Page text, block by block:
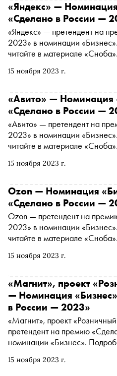
— страна возможностей»
15 ноября 2023 г.
«Яндекс» —
«Сделано в России —
«Яндекс» — претендент на
2023» в номинации
читайте в материале
Технологический партнер —
— страна возможностей»
15 ноября 2023 г.
«Авито» — Номинация
«Сделано в России —
«Авито» — претендент на
2023» в номинации
читайте в материале
Технологический партнер —
— страна возможностей»
15 ноября 2023 г.
Ozon — Номинация
«Сделано в России —
Ozon — претендент на
2023» в номинации
читайте в материале
Технологический партнер —
— страна возможностей»
15 ноября 2023 г.
«Магнит», проект
— Номинация
в России — 2023»
«Магнит», проект
претендент на премию
номинации «Бизнес».
— «МТС Банк